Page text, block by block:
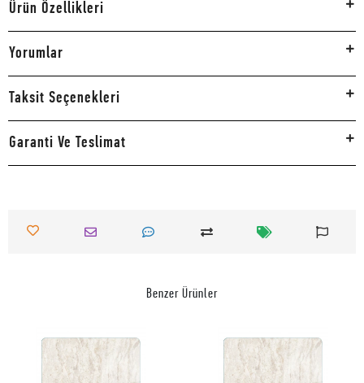
Ürün Özellikleri
Yorumlar
Taksit Seçenekleri
Garanti Ve Teslimat
Benzer Ürünler